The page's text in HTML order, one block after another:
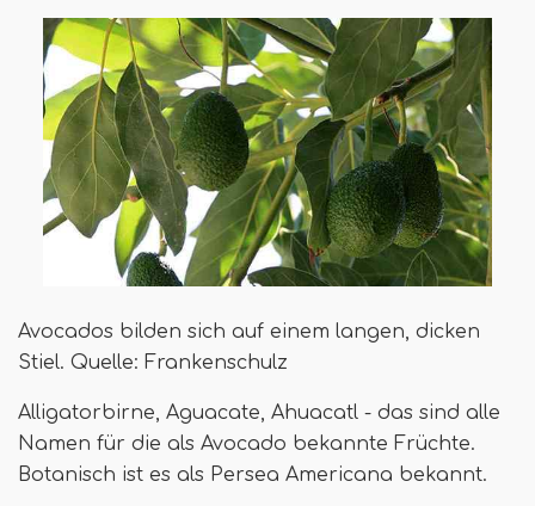
Avocados bilden sich auf einem langen, dicken
Stiel. Quelle: Frankenschulz
Alligatorbirne, Aguacate, Ahuacatl - das sind alle
Namen für die als Avocado bekannte Früchte.
Botanisch ist es als Persea Americana bekannt.